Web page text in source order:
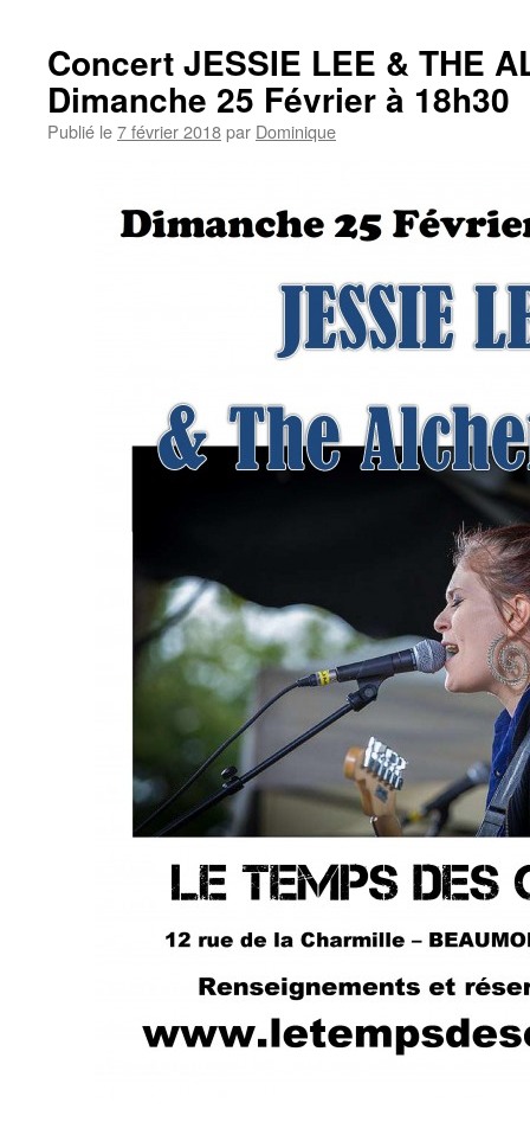
Concert JESSIE LEE & THE
Dimanche 25 Février à 18h30
Publié le7 février 2018par Dominique